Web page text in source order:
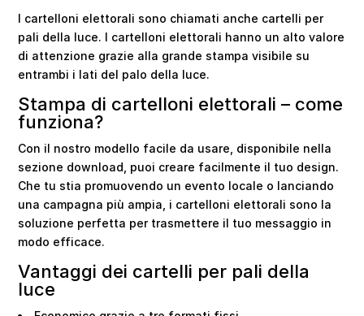
I cartelloni elettorali sono chiamati anche cartelli per
pali della luce. I cartelloni elettorali hanno un alto valore
di attenzione grazie alla grande stampa visibile su
entrambi i lati del palo della luce.
Stampa di cartelloni elettorali – come
funziona?
Con il nostro modello facile da usare, disponibile nella
sezione download, puoi creare facilmente il tuo design.
Che tu stia promuovendo un evento locale o lanciando
una campagna più ampia, i cartelloni elettorali sono la
soluzione perfetta per trasmettere il tuo messaggio in
modo efficace.
Vantaggi dei cartelli per pali della
luce